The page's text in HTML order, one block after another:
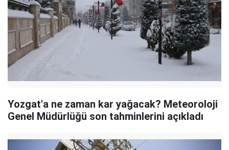
Yozgat'a ne zaman kar yağacak? Meteoroloji
Genel Müdürlüğü son tahminlerini açıkladı